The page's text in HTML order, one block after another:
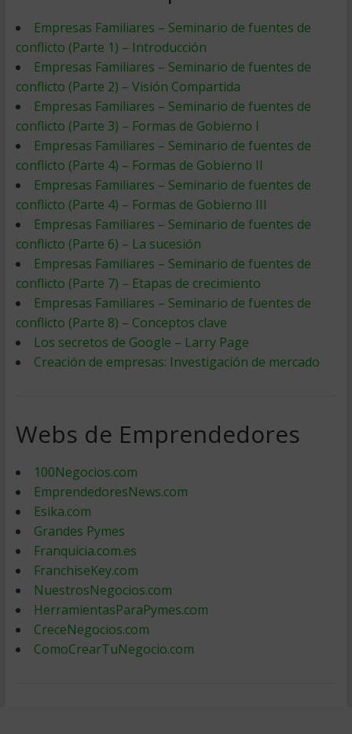
Empresas Familiares – Seminario de fuentes de
conflicto (Parte 1) – Introducción
Empresas Familiares – Seminario de fuentes de
conflicto (Parte 2) – Visión Compartida
Empresas Familiares – Seminario de fuentes de
conflicto (Parte 3) – Formas de Gobierno I
Empresas Familiares – Seminario de fuentes de
conflicto (Parte 4) – Formas de Gobierno II
Empresas Familiares – Seminario de fuentes de
conflicto (Parte 4) – Formas de Gobierno III
Empresas Familiares – Seminario de fuentes de
conflicto (Parte 6) – La sucesión
Empresas Familiares – Seminario de fuentes de
conflicto (Parte 7) – Etapas de crecimiento
Empresas Familiares – Seminario de fuentes de
conflicto (Parte 8) – Conceptos clave
Los secretos de Google – Larry Page
Creación de empresas: Investigación de mercado
Webs de Emprendedores
100Negocios.com
EmprendedoresNews.com
Esika.com
Grandes Pymes
Franquicia.com.es
FranchiseKey.com
NuestrosNegocios.com
HerramientasParaPymes.com
CreceNegocios.com
ComoCrearTuNegocio.com